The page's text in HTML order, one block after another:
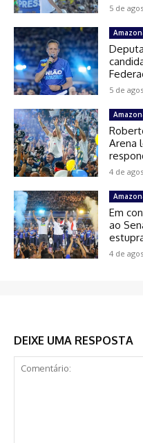
5 de
5 de
Arena
4 de
Em
ao
4 de
DEIXE UMA RESPOSTA